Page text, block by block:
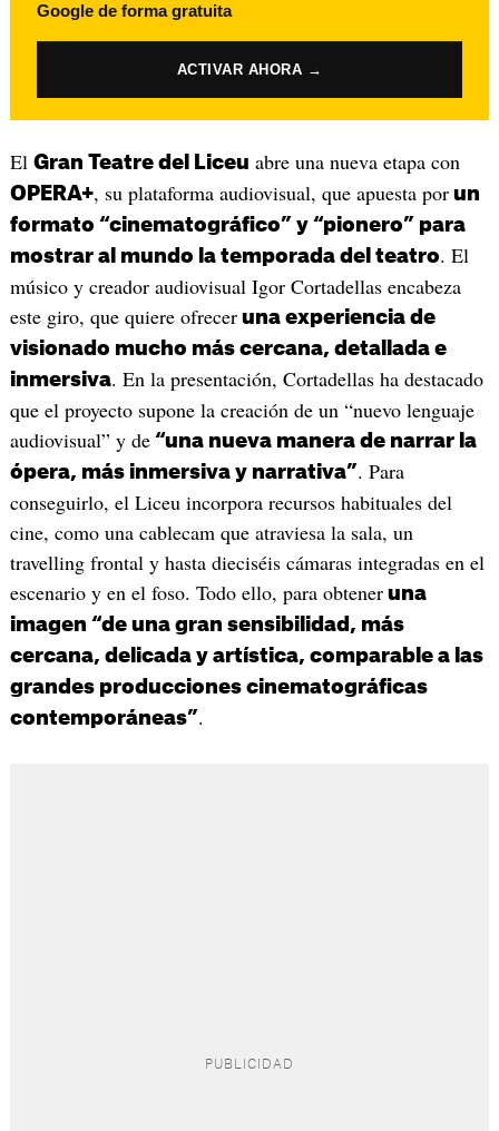
Google de forma gratuita
ACTIVAR AHORA →
El Gran Teatre del Liceu abre una nueva etapa con
OPERA+, su plataforma audiovisual, que apuesta porun
formato “cinematográfico” y “pionero” para
mostrar al mundo la temporada del teatro. El
músico y creador audiovisual Igor Cortadellas encabeza
este giro, que quiere ofreceruna experiencia de
visionado mucho más cercana, detallada e
inmersiva. En la presentación, Cortadellas ha destacado
que el proyecto supone la creación de un “nuevo lenguaje
audiovisual” y de“una nueva manera de narrar la
ópera, más inmersiva y narrativa”. Para
conseguirlo, el Liceu incorpora recursos habituales del
cine, como una cablecam que atraviesa la sala, un
travelling frontal y hasta dieciséis cámaras integradas en el
escenario y en el foso. Todo ello, para obteneruna
imagen “de una gran sensibilidad, más
cercana, delicada y artística, comparable a las
grandes producciones cinematográficas
contemporáneas”.